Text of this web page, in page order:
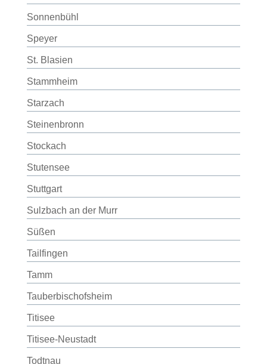
Sonnenbühl
Speyer
St. Blasien
Stammheim
Starzach
Steinenbronn
Stockach
Stutensee
Stuttgart
Sulzbach an der Murr
Süßen
Tailfingen
Tamm
Tauberbischofsheim
Titisee
Titisee-Neustadt
Todtnau